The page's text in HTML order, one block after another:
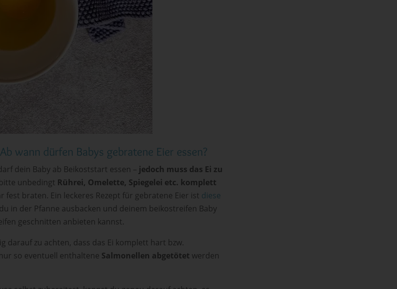
wann dürfen Babys gebratene Eier essen?
dein Baby ab Beikoststart essen – jedoch muss das Ei zu
unbedingt Rührei, Omelette, Spiegelei etc. komplett
fest braten. Ein leckeres Rezept für gebratene Eier ist diese
in der Pfanne ausbacken und deinem beikostreifen Baby
geschnitten anbieten kannst.
darauf zu achten, dass das Ei komplett hart bzw.
so eventuell enthaltene Salmonellen abgetötet werden